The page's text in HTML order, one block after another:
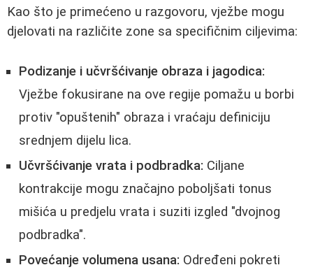
Kao što je primećeno u razgovoru, vježbe mogu
djelovati na različite zone sa specifičnim ciljevima:
Podizanje i učvršćivanje obraza i jagodica:
Vježbe fokusirane na ove regije pomažu u borbi
protiv "opuštenih" obraza i vraćaju definiciju
srednjem dijelu lica.
Učvršćivanje vrata i podbradka: Ciljane
kontrakcije mogu značajno poboljšati tonus
mišića u predjelu vrata i suziti izgled "dvojnog
podbradka".
Povećanje volumena usana: Određeni pokreti